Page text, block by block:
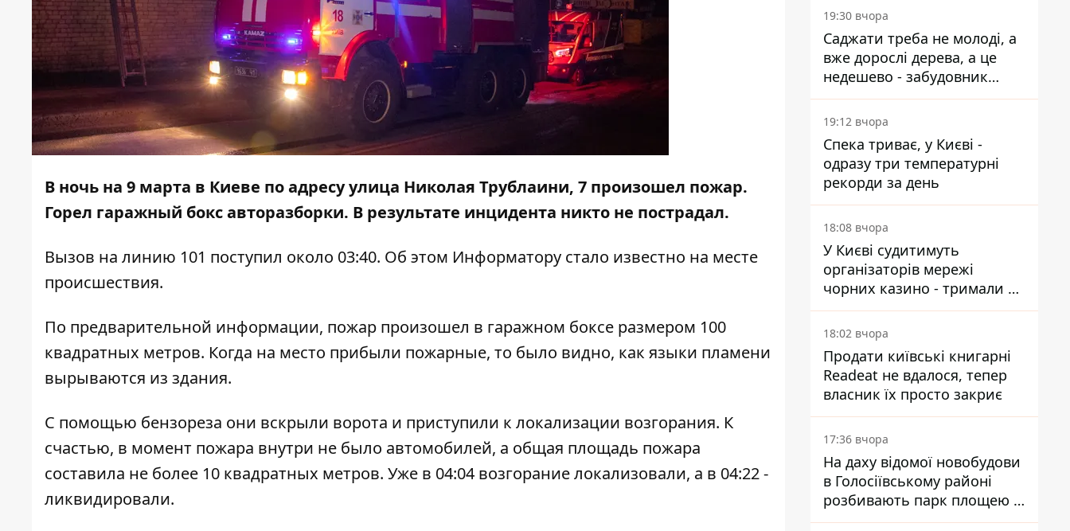
В ночь на 9 марта в Киеве по адресу улица Николая Трублаини, 7 произошел пожар.
Горел гаражный бокс авторазборки. В результате инцидента никто не пострадал.
Вызов на линию 101 поступил около 03:40. Об этом Информатору стало известно на месте
происшествия.
По предварительной информации, пожар произошел в гаражном боксе размером 100
квадратных метров. Когда на место прибыли пожарные, то было видно, как языки пламени
вырываются из здания.
С помощью бензореза они вскрыли ворота и приступили к локализации возгорания. К
счастью, в момент пожара внутри не было автомобилей, а общая площадь пожара
составила не более 10 квадратных метров. Уже в 04:04 возгорание локализовали, а в 04:22 -
ликвидировали.
19:30 вчора
Саджати треба не молоді, а
вже дорослі дерева, а це
недешево - забудовник
Ніконов
19:12 вчора
Спека триває, у Києві -
одразу три температурні
рекорди за день
18:08 вчора
У Києві судитимуть
організаторів мережі
чорних казино - тримали 39
закладів
18:02 вчора
Продати київські книгарні
Readeat не вдалося, тепер
власник їх просто закриє
17:36 вчора
На даху відомої новобудови
в Голосіївському районі
розбивають парк площею в
гектар